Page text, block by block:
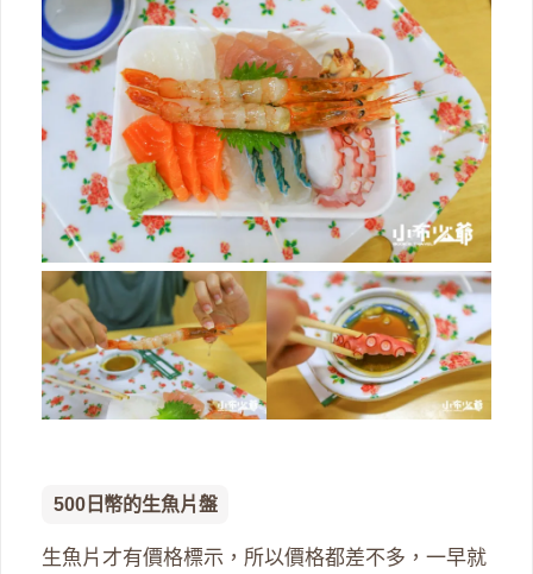
500日幣的生魚片盤
生魚片才有價格標示，所以價格都差不多，一早就